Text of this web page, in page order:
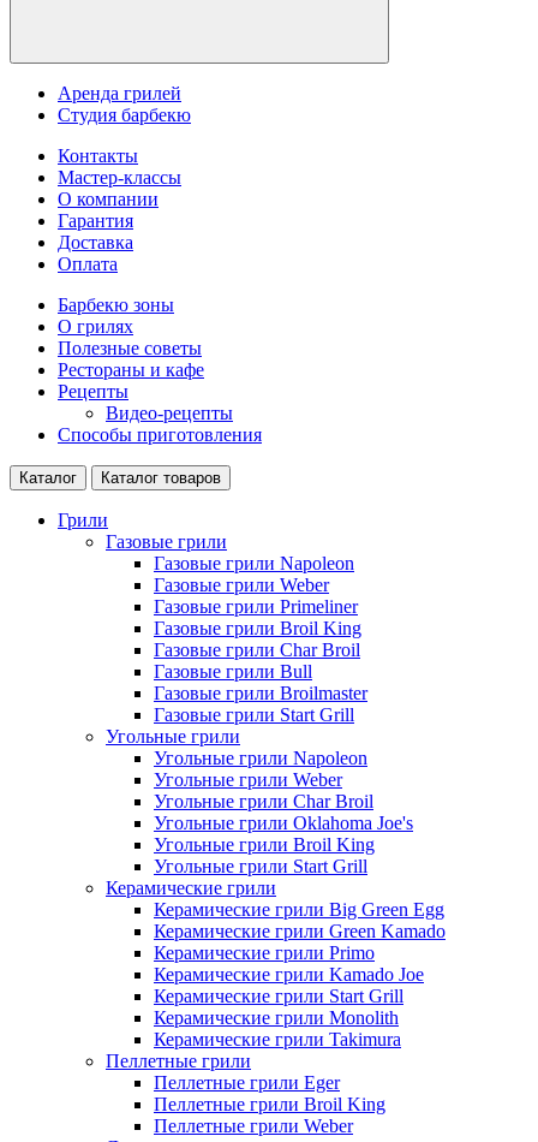
Аренда грилей
Студия барбекю
Контакты
Мастер-классы
О компании
Гарантия
Доставка
Оплата
Барбекю зоны
О грилях
Полезные советы
Рестораны и кафе
Рецепты
Видео-рецепты
Способы приготовления
Каталог Каталог товаров
Грили
Газовые грили
Газовые грили Napoleon
Газовые грили Weber
Газовые грили Primeliner
Газовые грили Broil King
Газовые грили Char Broil
Газовые грили Bull
Газовые грили Broilmaster
Газовые грили Start Grill
Угольные грили
Угольные грили Napoleon
Угольные грили Weber
Угольные грили Char Broil
Угольные грили Oklahoma Joe's
Угольные грили Broil King
Угольные грили Start Grill
Керамические грили
Керамические грили Big Green Egg
Керамические грили Green Kamado
Керамические грили Primo
Керамические грили Kamado Joe
Керамические грили Start Grill
Керамические грили Monolith
Керамические грили Takimura
Пеллетные грили
Пеллетные грили Eger
Пеллетные грили Broil King
Пеллетные грили Weber